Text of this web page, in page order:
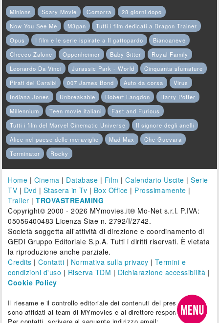
Minions Scary Movie Gomorra
28 giorni dopo
Now You See Me
M3gan
Tutti i film dedicati a Dragon Trainer
Opus
I film e le serie ispirate a Il gattopardo
Biancaneve
Checco Zalone
Oppenheimer Baby Sitter
Royal Family
Leonardo Da Vinci
Jurassic Park - World
Cinquanta sfumature
Pirati dei Caraibi
007 James Bond Auto da corsa
Virus
Indiana Jones
Unbreakable Robert Langdon
Harry Potter
Millennium
Teen movie italiani
Fast and Furious
Tutti i film del Marvel Cinematic Universe
Il signore degli anelli
Alice nel paese delle meraviglie
Mad Max
Che Guevara
Terminator
Rocky
Home | Cinema | Database | Film |Calendario Uscite |Serie
TV | Dvd | Stasera in Tv | Box Office | Prossimamente |
Trailer |TROVASTREAMING
Copyright© 2000 - 2026 MYmovies.it® Mo-Net s.r.l. P.IVA:
05056400483 Licenza Siae n. 2792/I/2742.
Società soggetta all'attività di direzione e coordinamento di
GEDI Gruppo Editoriale S.p.A. Tutti i diritti riservati. È vietata
la riproduzione anche parziale.
Credits |Contatti | Normativa sulla privacy | Termini e
condizioni d'uso | Riserva TDM | Dichiarazione accessibilità |
Cookie Policy
Il riesame e il controllo editoriale dei contenuti del presente sito
sono affidati al team di MYmovies e al direttore responsabile.